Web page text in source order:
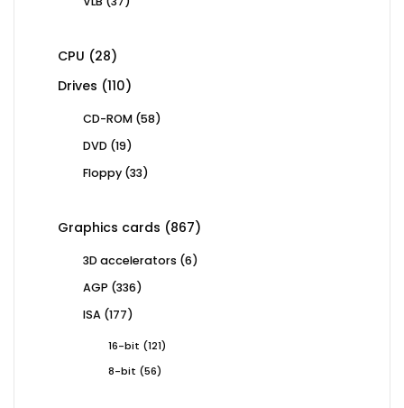
CPU 2828
products
Drives 110110
CD-ROM 5858
DVD 1919
Floppy 3333
Graphics cards 867867
3D accelerators 66
AGP 336336
ISA 177177
16-bit 121121
8-bit
5656